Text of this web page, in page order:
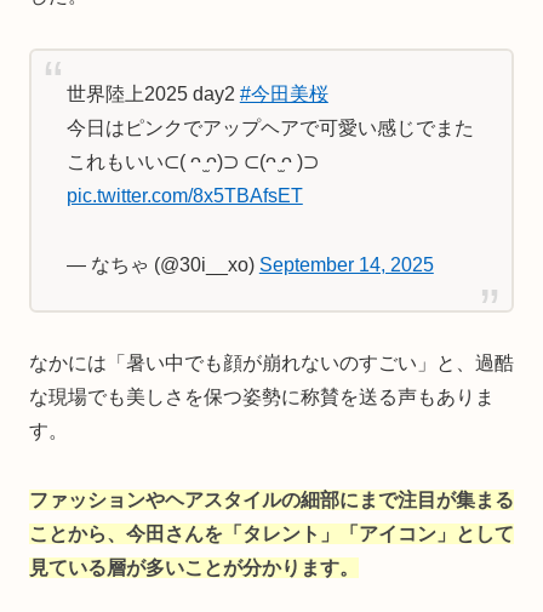
世界陸上2025 day2 #今田美桜
今日はピンクでアップヘアで可愛い感じでまた
これもいい⊂( ᴖ ̫ᴖ)⊃ ⊂(ᴖ ̫ᴖ )⊃
pic.twitter.com/8x5TBAfsET
— なちゃ (@30i__xo) September 14, 2025
なかには「暑い中でも顔が崩れないのすごい」と、過酷
な現場でも美しさを保つ姿勢に称賛を送る声もありま
す。
ファッションやヘアスタイルの細部にまで注目が集まる
ことから、今田さんを「タレント」「アイコン」として
見ている層が多いことが分かります。